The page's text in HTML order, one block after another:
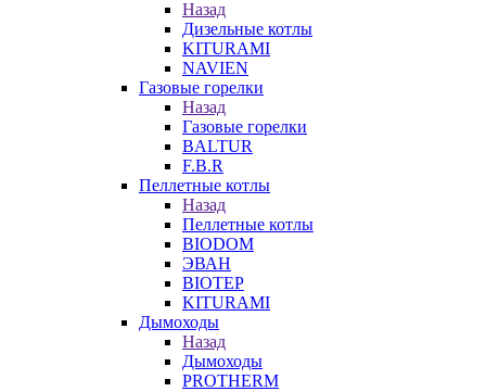
Назад
Дизельные котлы
KITURAMI
NAVIEN
Газовые горелки
Назад
Газовые горелки
BALTUR
F.B.R
Пеллетные котлы
Назад
Пеллетные котлы
BIODOM
ЭВАН
BIOTEP
KITURAMI
Дымоходы
Назад
Дымоходы
PROTHERM